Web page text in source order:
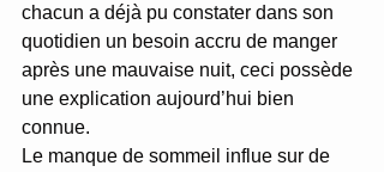
chacun a déjà pu constater dans son
quotidien un besoin accru de manger
après une mauvaise nuit, ceci possède
une explication aujourd’hui bien
connue.
Le manque de sommeil influe sur de